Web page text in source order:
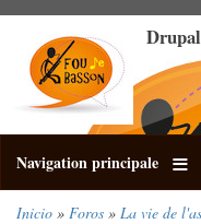
contenido
principal
Drupal
Navigation principale
Inicio Foros La vie de